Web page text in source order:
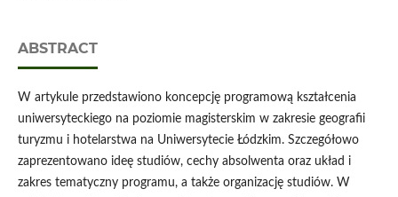
ABSTRACT
W artykule przedstawiono koncepcję programową kształcenia
uniwersyteckiego na poziomie magisterskim w zakresie geografii
turyzmu i hotelarstwa na Uniwersytecie Łódzkim. Szczegółowo
zaprezentowano ideę studiów, cechy absolwenta oraz układ i
zakres tematyczny programu, a także organizację studiów. W